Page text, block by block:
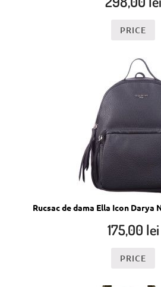
PRICE
Rucsac de dama Ella Icon Darya
175,00 lei
PRICE